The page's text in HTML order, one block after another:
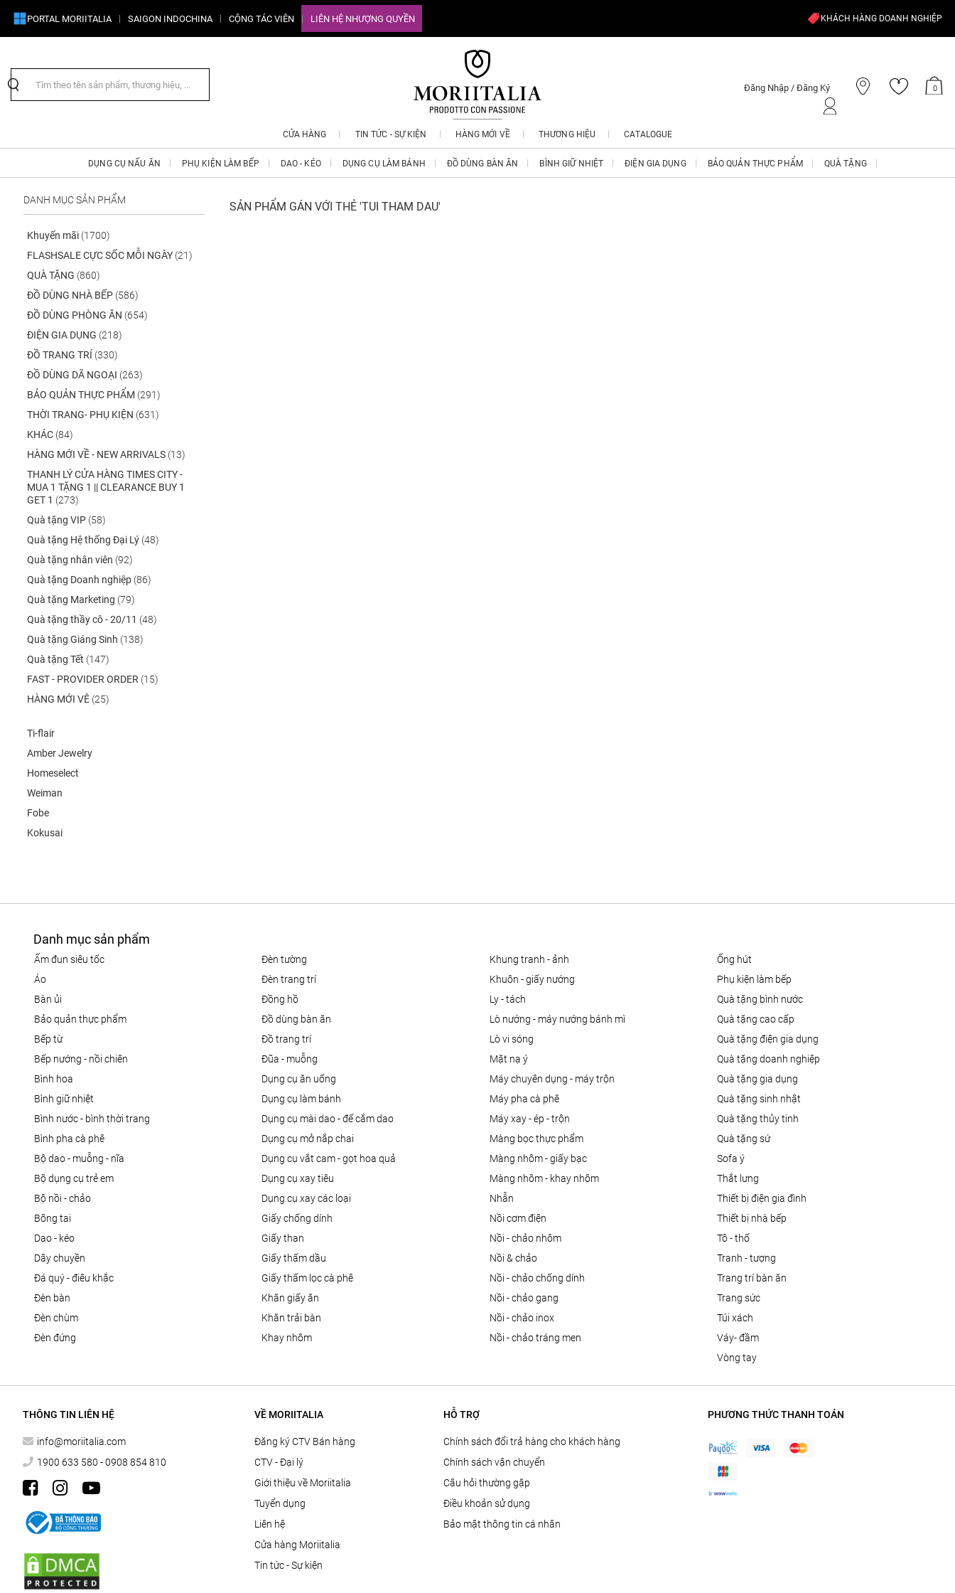
PORTAL MORIITALIA SAIGON INDOCHINA CỘNG TÁC VIÊN LIÊN HỆ NHƯỢNG QUYỀN KHÁCH HÀNG DOANH NGHIỆP
Đăng Nhập / Đăng Ký 0
CỬA HÀNG TIN TỨC - SỰ KIỆN HÀNG MỚI VỀ THƯƠNG HIỆU CATALOGUE
DỤNG CỤ NẤU ĂN PHỤ KIỆN LÀM BẾP DAO - KÉO DỤNG CỤ LÀM BÁNH ĐỒ DÙNG BÀN ĂN BÌNH GIỮ NHIỆT ĐIỆN GIA DỤNG BẢO QUẢN THỰC PHẨM QUÀ TẶNG
DANH MỤC SẢN PHẨM
Khuyến mãi (1700)
FLASHSALE CỰC SỐC MỖI NGÀY (21)
QUÀ TẶNG (860)
ĐỒ DÙNG NHÀ BẾP (586)
ĐỒ DÙNG PHÒNG ĂN (654)
ĐIỆN GIA DỤNG (218)
ĐỒ TRANG TRÍ (330)
ĐỒ DÙNG DÃ NGOẠI (263)
BẢO QUẢN THỰC PHẨM (291)
THỜI TRANG- PHỤ KIỆN (631)
KHÁC (84)
HÀNG MỚI VỀ - NEW ARRIVALS (13)
THANH LÝ CỬA HÀNG TIMES CITY -
MUA 1 TẶNG 1 || CLEARANCE BUY 1
GET 1 (273)
Quà tặng VIP (58)
Quà tặng Hệ thống Đại Lý (48)
Quà tặng nhân viên (92)
Quà tặng Doanh nghiệp (86)
Quà tặng Marketing (79)
Quà tặng thầy cô - 20/11 (48)
Quà tặng Giáng Sinh (138)
Quà tặng Tết (147)
FAST - PROVIDER ORDER (15)
HÀNG MỚI VÊ (25)
Ti-flair
Amber Jewelry
Homeselect
Weiman
Fobe
Kokusai
SẢN PHẨM GÁN VỚI THẺ 'TUI THAM DAU'
Danh mục sản phẩm
ấm đun siêu tốc
áo
bàn ủi
bảo quản thực phẩm
bếp từ
bếp nướng - nồi chiên
bình hoa
bình giữ nhiệt
bình nước - bình thời trang
bình pha cà phê
bộ dao - muỗng - nĩa
bộ dụng cụ trẻ em
bộ nồi - chảo
bông tai
dao - kéo
dây chuyền
đá quý - điêu khắc
đèn bàn
đèn chùm
đèn đứng
đèn tường
đèn trang trí
đồng hồ
đồ dùng bàn ăn
đồ trang trí
đũa - muỗng
dụng cụ ăn uống
dụng cụ làm bánh
dụng cụ mài dao - đế cắm dao
dụng cụ mở nắp chai
dụng cụ vắt cam - gọt hoa quả
dụng cụ xay tiêu
dụng cụ xay các loại
giấy chống dính
giấy than
giấy thấm dầu
giấy thấm lọc cà phê
khăn giấy ăn
khăn trải bàn
khay nhôm
khung tranh - ảnh
khuôn - giấy nướng
ly - tách
lò nướng - máy nướng bánh mì
lò vi sóng
mặt nạ ý
máy chuyên dụng - máy trộn
máy pha cà phê
máy xay - ép - trộn
màng bọc thực phẩm
màng nhôm - giấy bạc
màng nhôm - khay nhôm
nhẫn
nồi cơm điện
nồi - chảo nhôm
nồi & chảo
nồi - chảo chống dính
nồi - chảo gang
nồi - chảo inox
nồi - chảo tráng men
ống hút
phụ kiện làm bếp
quà tặng bình nước
quà tặng cao cấp
quà tặng điện gia dụng
quà tặng doanh nghiệp
quà tặng gia dụng
quà tặng sinh nhật
quà tặng thủy tinh
quà tặng sứ
sofa ý
thắt lưng
thiết bị điện gia đình
thiết bị nhà bếp
tô - thố
tranh - tượng
trang trí bàn ăn
trang sức
túi xách
váy- đầm
vòng tay
THÔNG TIN LIÊN HỆ
info@moriitalia.com
1900 633 580 - 0908 854 810
VỀ MORIITALIA
Đăng ký CTV Bán hàng
CTV - Đại lý
Giới thiệu về Moriitalia
Tuyển dụng
Liên hệ
Cửa hàng Moriitalia
Tin tức - Sự kiện
HỖ TRỢ
Chính sách đổi trả hàng cho khách hàng
Chính sách vận chuyển
Câu hỏi thường gặp
Điều khoản sử dụng
Bảo mật thông tin cá nhân
PHƯƠNG THỨC THANH TOÁN